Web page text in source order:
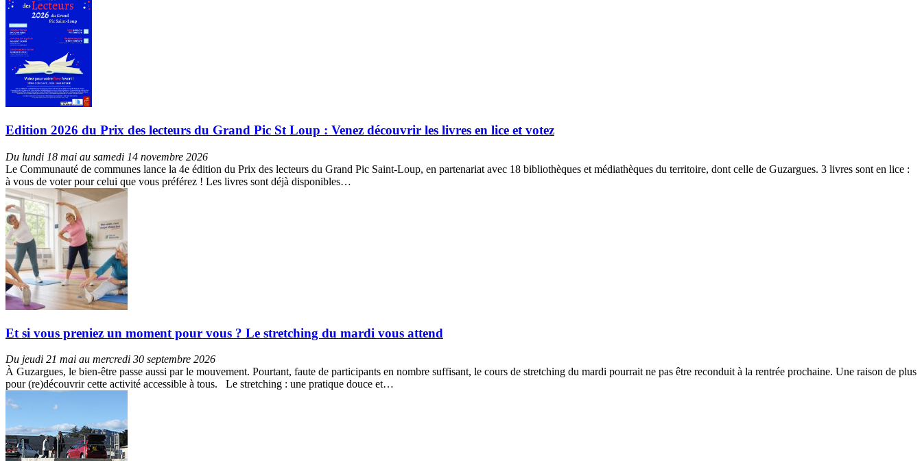
Edition 2026 du Prix des lecteurs du Grand Pic St Loup : Venez découvrir les livres en lice et votez
Du lundi 18 mai au samedi 14 novembre 2026
Le Communauté de communes lance la 4e édition du Prix des lecteurs du Grand Pic Saint-Loup, en partenariat avec 18 bibliothèques et médiathèques du territoire, dont celle de Guzargues. 3 livres sont en lice :
à vous de voter pour celui que vous préférez ! Les livres sont déjà disponibles…
Et si vous preniez un moment pour vous ? Le stretching du mardi vous attend
Du jeudi 21 mai au mercredi 30 septembre 2026
À Guzargues, le bien-être passe aussi par le mouvement. Pourtant, faute de participants en nombre suffisant, le cours de stretching du mardi pourrait ne pas être reconduit à la rentrée prochaine. Une raison de plus
pour (re)découvrir cette activité accessible à tous. Le stretching : une pratique douce et…